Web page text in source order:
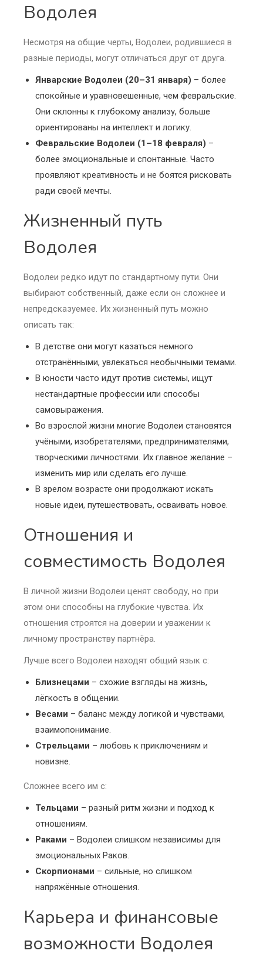
Водолея
Несмотря на общие черты, Водолеи, родившиеся в
разные периоды, могут отличаться друг от друга.
Январские Водолеи (20–31 января) – более
спокойные и уравновешенные, чем февральские.
Они склонны к глубокому анализу, больше
ориентированы на интеллект и логику.
Февральские Водолеи (1–18 февраля) –
более эмоциональные и спонтанные. Часто
проявляют креативность и не боятся рисковать
ради своей мечты.
Жизненный путь
Водолея
Водолеи редко идут по стандартному пути. Они
выбирают собственный, даже если он сложнее и
непредсказуемее. Их жизненный путь можно
описать так:
В детстве они могут казаться немного
отстранёнными, увлекаться необычными темами.
В юности часто идут против системы, ищут
нестандартные профессии или способы
самовыражения.
Во взрослой жизни многие Водолеи становятся
учёными, изобретателями, предпринимателями,
творческими личностями. Их главное желание –
изменить мир или сделать его лучше.
В зрелом возрасте они продолжают искать
новые идеи, путешествовать, осваивать новое.
Отношения и
совместимость Водолея
В личной жизни Водолеи ценят свободу, но при
этом они способны на глубокие чувства. Их
отношения строятся на доверии и уважении к
личному пространству партнёра.
Лучше всего Водолеи находят общий язык с:
Близнецами – схожие взгляды на жизнь,
лёгкость в общении.
Весами – баланс между логикой и чувствами,
взаимопонимание.
Стрельцами – любовь к приключениям и
новизне.
Сложнее всего им с:
Тельцами – разный ритм жизни и подход к
отношениям.
Раками – Водолеи слишком независимы для
эмоциональных Раков.
Скорпионами – сильные, но слишком
напряжённые отношения.
Карьера и финансовые
возможности Водолея